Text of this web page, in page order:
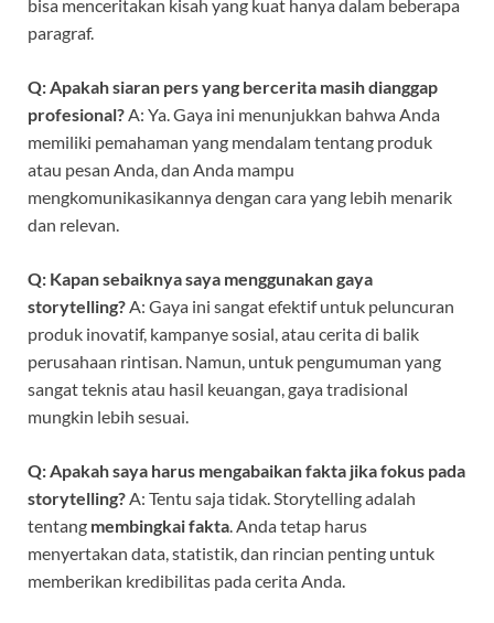
bisa menceritakan kisah yang kuat hanya dalam beberapa
paragraf.
Q: Apakah siaran pers yang bercerita masih dianggap
profesional?A: Ya. Gaya ini menunjukkan bahwa Anda
memiliki pemahaman yang mendalam tentang produk
atau pesan Anda, dan Anda mampu
mengkomunikasikannya dengan cara yang lebih menarik
dan relevan.
Q: Kapan sebaiknya saya menggunakan gaya
storytelling?A: Gaya ini sangat efektif untuk peluncuran
produk inovatif, kampanye sosial, atau cerita di balik
perusahaan rintisan. Namun, untuk pengumuman yang
sangat teknis atau hasil keuangan, gaya tradisional
mungkin lebih sesuai.
Q: Apakah saya harus mengabaikan fakta jika fokus pada
storytelling?A: Tentu saja tidak. Storytelling adalah
tentang membingkai fakta. Anda tetap harus
menyertakan data, statistik, dan rincian penting untuk
memberikan kredibilitas pada cerita Anda.